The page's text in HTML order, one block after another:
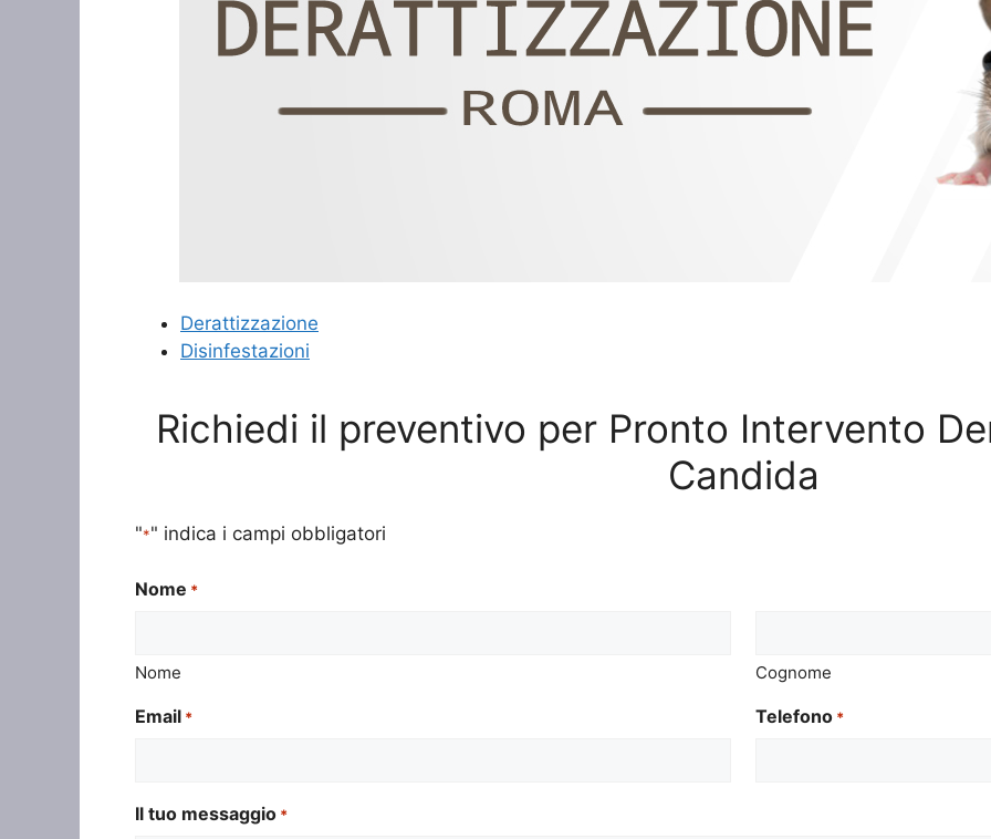
Derattizzazione
Disinfestazioni
Richiedi il preventivo per Pronto Intervento
Candida
"*" indica i campi obbligatori
Nome *
Nome Cognome
Email * Telefono *
Il tuo messaggio *